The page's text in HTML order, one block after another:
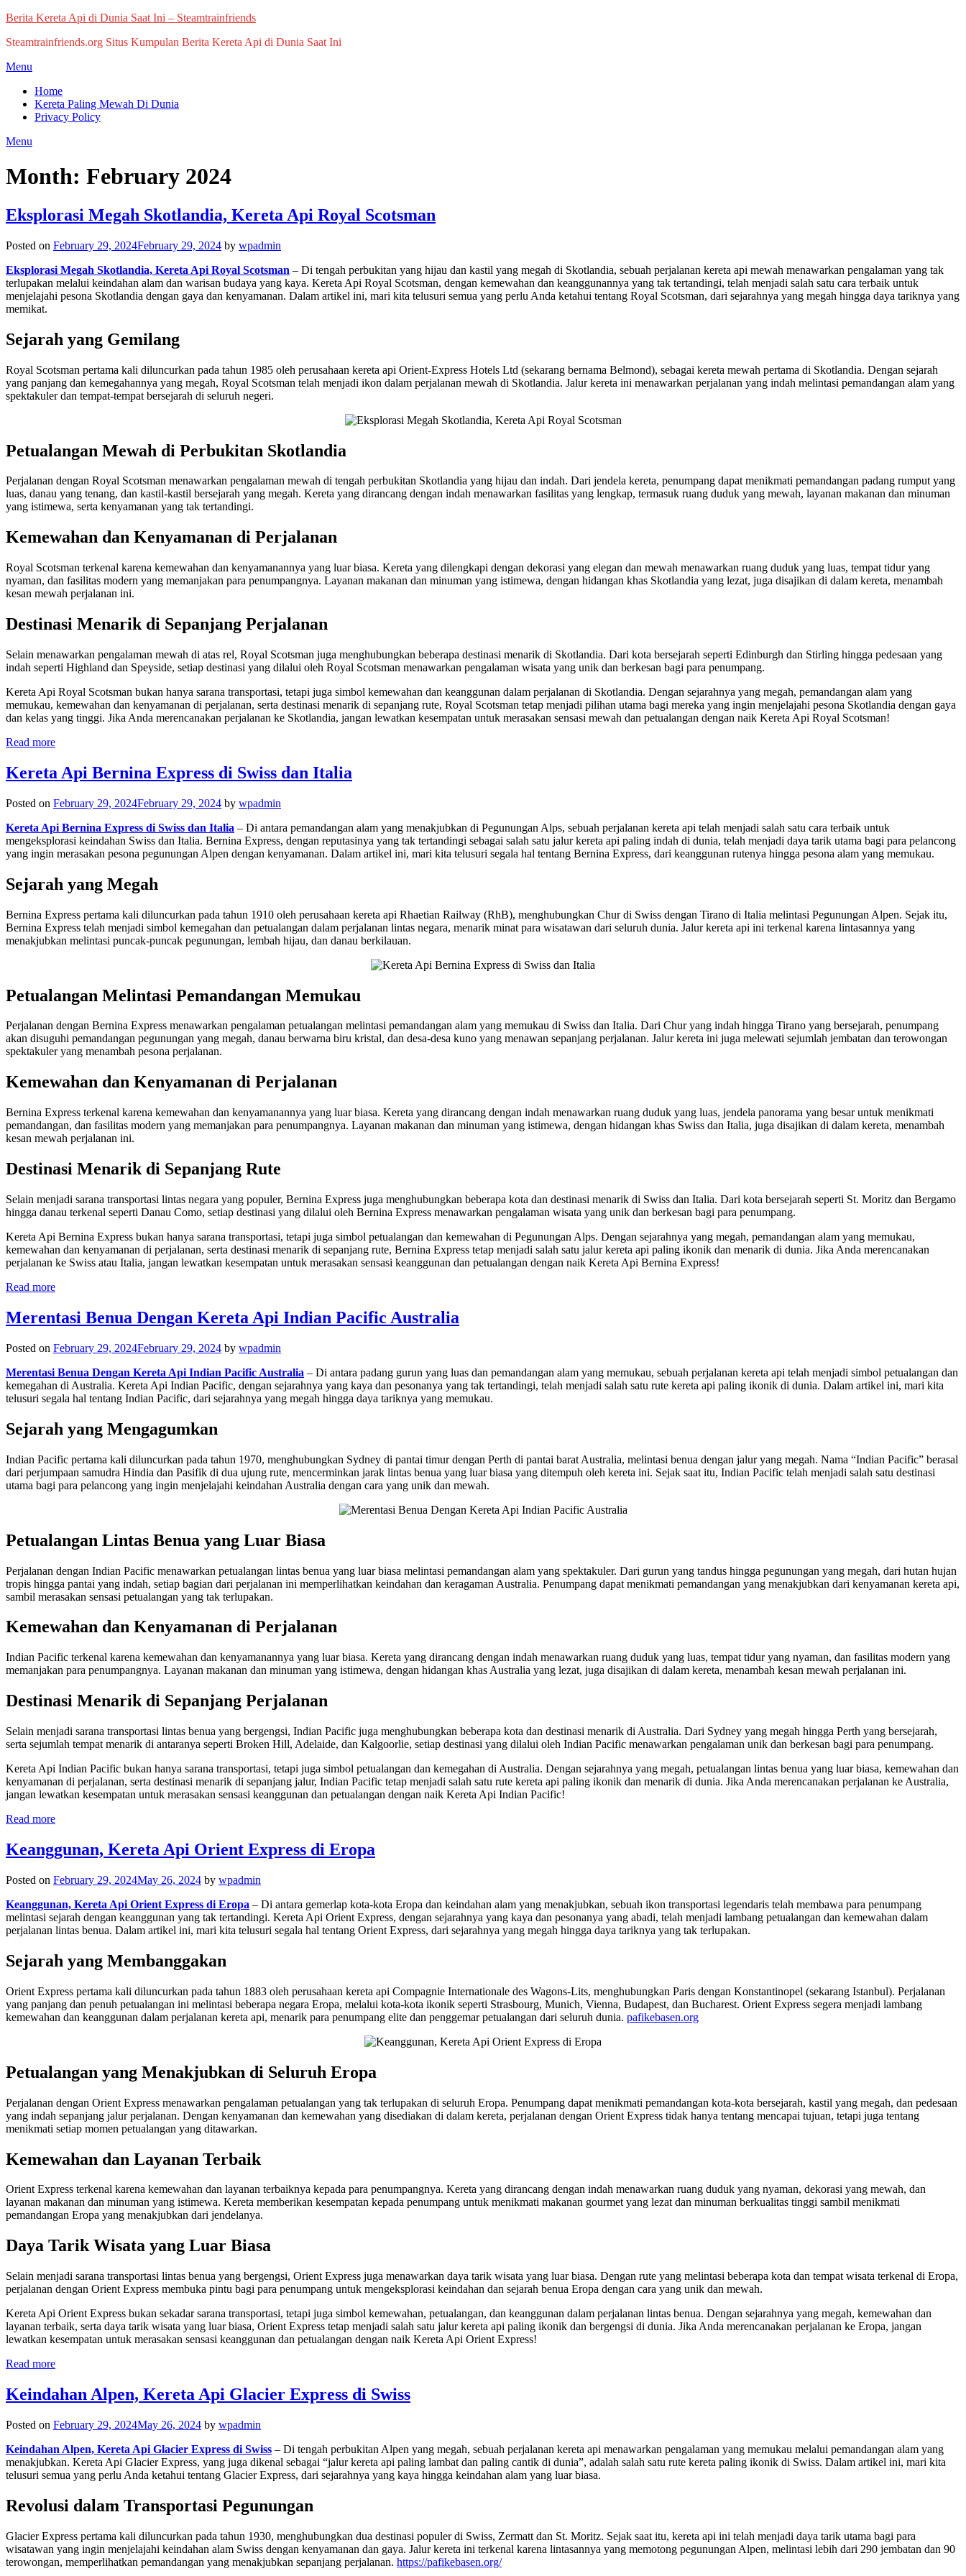
Skip
content
Berita Kereta Api di Dunia Saat Ini – Steamtrainfriends
Steamtrainfriends.org Situs Kumpulan Berita Kereta Api di Dunia Saat Ini
Menu
Home
Kereta Paling Mewah Di Dunia
Privacy Policy
Menu
Month: February 2024
Eksplorasi Megah Skotlandia, Kereta Api Royal Scotsman
Posted on February 29, 2024February 29, 2024 by wpadmin
Eksplorasi Megah Skotlandia, Kereta Api Royal Scotsman – Di tengah perbukitan yang hijau dan kastil yang megah di Skotlandia, sebuah perjalanan kereta api mewah menawarkan pengalaman yang tak
terlupakan melalui keindahan alam dan warisan budaya yang kaya. Kereta Api Royal Scotsman, dengan kemewahan dan keanggunannya yang tak tertandingi, telah menjadi salah satu cara terbaik untuk
menjelajahi pesona Skotlandia dengan gaya dan kenyamanan. Dalam artikel ini, mari kita telusuri semua yang perlu Anda ketahui tentang Royal Scotsman, dari sejarahnya yang megah hingga daya tariknya yang
memikat.
Sejarah yang Gemilang
Royal Scotsman pertama kali diluncurkan pada tahun 1985 oleh perusahaan kereta api Orient-Express Hotels Ltd (sekarang bernama Belmond), sebagai kereta mewah pertama di Skotlandia. Dengan sejarah
yang panjang dan kemegahannya yang megah, Royal Scotsman telah menjadi ikon dalam perjalanan mewah di Skotlandia. Jalur kereta ini menawarkan perjalanan yang indah melintasi pemandangan alam yang
spektakuler dan tempat-tempat bersejarah di seluruh negeri.
Petualangan Mewah di Perbukitan Skotlandia
Perjalanan dengan Royal Scotsman menawarkan pengalaman mewah di tengah perbukitan Skotlandia yang hijau dan indah. Dari jendela kereta, penumpang dapat menikmati pemandangan padang rumput yang
luas, danau yang tenang, dan kastil-kastil bersejarah yang megah. Kereta yang dirancang dengan indah menawarkan fasilitas yang lengkap, termasuk ruang duduk yang mewah, layanan makanan dan minuman
yang istimewa, serta kenyamanan yang tak tertandingi.
Kemewahan dan Kenyamanan di Perjalanan
Royal Scotsman terkenal karena kemewahan dan kenyamanannya yang luar biasa. Kereta yang dilengkapi dengan dekorasi yang elegan dan mewah menawarkan ruang duduk yang luas, tempat tidur yang
nyaman, dan fasilitas modern yang memanjakan para penumpangnya. Layanan makanan dan minuman yang istimewa, dengan hidangan khas Skotlandia yang lezat, juga disajikan di dalam kereta, menambah
kesan mewah perjalanan ini.
Destinasi Menarik di Sepanjang Perjalanan
Selain menawarkan pengalaman mewah di atas rel, Royal Scotsman juga menghubungkan beberapa destinasi menarik di Skotlandia. Dari kota bersejarah seperti Edinburgh dan Stirling hingga pedesaan yang
indah seperti Highland dan Speyside, setiap destinasi yang dilalui oleh Royal Scotsman menawarkan pengalaman wisata yang unik dan berkesan bagi para penumpang.
Kereta Api Royal Scotsman bukan hanya sarana transportasi, tetapi juga simbol kemewahan dan keanggunan dalam perjalanan di Skotlandia. Dengan sejarahnya yang megah, pemandangan alam yang
memukau, kemewahan dan kenyamanan di perjalanan, serta destinasi menarik di sepanjang rute, Royal Scotsman tetap menjadi pilihan utama bagi mereka yang ingin menjelajahi pesona Skotlandia dengan gaya
dan kelas yang tinggi. Jika Anda merencanakan perjalanan ke Skotlandia, jangan lewatkan kesempatan untuk merasakan sensasi mewah dan petualangan dengan naik Kereta Api Royal Scotsman!
Read more
Kereta Api Bernina Express di Swiss dan Italia
Posted on February 29, 2024February 29, 2024 by wpadmin
Kereta Api Bernina Express di Swiss dan Italia – Di antara pemandangan alam yang menakjubkan di Pegunungan Alps, sebuah perjalanan kereta api telah menjadi salah satu cara terbaik untuk
mengeksplorasi keindahan Swiss dan Italia. Bernina Express, dengan reputasinya yang tak tertandingi sebagai salah satu jalur kereta api paling indah di dunia, telah menjadi daya tarik utama bagi para pelancong
yang ingin merasakan pesona pegunungan Alpen dengan kenyamanan. Dalam artikel ini, mari kita telusuri segala hal tentang Bernina Express, dari keanggunan rutenya hingga pesona alam yang memukau.
Sejarah yang Megah
Bernina Express pertama kali diluncurkan pada tahun 1910 oleh perusahaan kereta api Rhaetian Railway (RhB), menghubungkan Chur di Swiss dengan Tirano di Italia melintasi Pegunungan Alpen. Sejak itu,
Bernina Express telah menjadi simbol kemegahan dan petualangan dalam perjalanan lintas negara, menarik minat para wisatawan dari seluruh dunia. Jalur kereta api ini terkenal karena lintasannya yang
menakjubkan melintasi puncak-puncak pegunungan, lembah hijau, dan danau berkilauan.
Petualangan Melintasi Pemandangan Memukau
Perjalanan dengan Bernina Express menawarkan pengalaman petualangan melintasi pemandangan alam yang memukau di Swiss dan Italia. Dari Chur yang indah hingga Tirano yang bersejarah, penumpang
akan disuguhi pemandangan pegunungan yang megah, danau berwarna biru kristal, dan desa-desa kuno yang menawan sepanjang perjalanan. Jalur kereta ini juga melewati sejumlah jembatan dan terowongan
spektakuler yang menambah pesona perjalanan.
Kemewahan dan Kenyamanan di Perjalanan
Bernina Express terkenal karena kemewahan dan kenyamanannya yang luar biasa. Kereta yang dirancang dengan indah menawarkan ruang duduk yang luas, jendela panorama yang besar untuk menikmati
pemandangan, dan fasilitas modern yang memanjakan para penumpangnya. Layanan makanan dan minuman yang istimewa, dengan hidangan khas Swiss dan Italia, juga disajikan di dalam kereta, menambah
kesan mewah perjalanan ini.
Destinasi Menarik di Sepanjang Rute
Selain menjadi sarana transportasi lintas negara yang populer, Bernina Express juga menghubungkan beberapa kota dan destinasi menarik di Swiss dan Italia. Dari kota bersejarah seperti St. Moritz dan Bergamo
hingga danau terkenal seperti Danau Como, setiap destinasi yang dilalui oleh Bernina Express menawarkan pengalaman wisata yang unik dan berkesan bagi para penumpang.
Kereta Api Bernina Express bukan hanya sarana transportasi, tetapi juga simbol petualangan dan kemewahan di Pegunungan Alps. Dengan sejarahnya yang megah, pemandangan alam yang memukau,
kemewahan dan kenyamanan di perjalanan, serta destinasi menarik di sepanjang rute, Bernina Express tetap menjadi salah satu jalur kereta api paling ikonik dan menarik di dunia. Jika Anda merencanakan
perjalanan ke Swiss atau Italia, jangan lewatkan kesempatan untuk merasakan sensasi keanggunan dan petualangan dengan naik Kereta Api Bernina Express!
Read more
Merentasi Benua Dengan Kereta Api Indian Pacific Australia
Posted on February 29, 2024February 29, 2024 by wpadmin
Merentasi Benua Dengan Kereta Api Indian Pacific Australia – Di antara padang gurun yang luas dan pemandangan alam yang memukau, sebuah perjalanan kereta api telah menjadi simbol petualangan dan
kemegahan di Australia. Kereta Api Indian Pacific, dengan sejarahnya yang kaya dan pesonanya yang tak tertandingi, telah menjadi salah satu rute kereta api paling ikonik di dunia. Dalam artikel ini, mari kita
telusuri segala hal tentang Indian Pacific, dari sejarahnya yang megah hingga daya tariknya yang memukau.
Sejarah yang Mengagumkan
Indian Pacific pertama kali diluncurkan pada tahun 1970, menghubungkan Sydney di pantai timur dengan Perth di pantai barat Australia, melintasi benua dengan jalur yang megah. Nama “Indian Pacific” berasal
dari perjumpaan samudra Hindia dan Pasifik di dua ujung rute, mencerminkan jarak lintas benua yang luar biasa yang ditempuh oleh kereta ini. Sejak saat itu, Indian Pacific telah menjadi salah satu destinasi
utama bagi para pelancong yang ingin menjelajahi keindahan Australia dengan cara yang unik dan mewah.
Petualangan Lintas Benua yang Luar Biasa
Perjalanan dengan Indian Pacific menawarkan petualangan lintas benua yang luar biasa melintasi pemandangan alam yang spektakuler. Dari gurun yang tandus hingga pegunungan yang megah, dari hutan hujan
tropis hingga pantai yang indah, setiap bagian dari perjalanan ini memperlihatkan keindahan dan keragaman Australia. Penumpang dapat menikmati pemandangan yang menakjubkan dari kenyamanan kereta api,
sambil merasakan sensasi petualangan yang tak terlupakan.
Kemewahan dan Kenyamanan di Perjalanan
Indian Pacific terkenal karena kemewahan dan kenyamanannya yang luar biasa. Kereta yang dirancang dengan indah menawarkan ruang duduk yang luas, tempat tidur yang nyaman, dan fasilitas modern yang
memanjakan para penumpangnya. Layanan makanan dan minuman yang istimewa, dengan hidangan khas Australia yang lezat, juga disajikan di dalam kereta, menambah kesan mewah perjalanan ini.
Destinasi Menarik di Sepanjang Perjalanan
Selain menjadi sarana transportasi lintas benua yang bergengsi, Indian Pacific juga menghubungkan beberapa kota dan destinasi menarik di Australia. Dari Sydney yang megah hingga Perth yang bersejarah,
serta sejumlah tempat menarik di antaranya seperti Broken Hill, Adelaide, dan Kalgoorlie, setiap destinasi yang dilalui oleh Indian Pacific menawarkan pengalaman unik dan berkesan bagi para penumpang.
Kereta Api Indian Pacific bukan hanya sarana transportasi, tetapi juga simbol petualangan dan kemegahan di Australia. Dengan sejarahnya yang megah, petualangan lintas benua yang luar biasa, kemewahan dan
kenyamanan di perjalanan, serta destinasi menarik di sepanjang jalur, Indian Pacific tetap menjadi salah satu rute kereta api paling ikonik dan menarik di dunia. Jika Anda merencanakan perjalanan ke Australia,
jangan lewatkan kesempatan untuk merasakan sensasi keanggunan dan petualangan dengan naik Kereta Api Indian Pacific!
Read more
Keanggunan, Kereta Api Orient Express di Eropa
Posted on February 29, 2024May 26, 2024 by wpadmin
Keanggunan, Kereta Api Orient Express di Eropa – Di antara gemerlap kota-kota Eropa dan keindahan alam yang menakjubkan, sebuah ikon transportasi legendaris telah membawa para penumpang
melintasi sejarah dengan keanggunan yang tak tertandingi. Kereta Api Orient Express, dengan sejarahnya yang kaya dan pesonanya yang abadi, telah menjadi lambang petualangan dan kemewahan dalam
perjalanan lintas benua. Dalam artikel ini, mari kita telusuri segala hal tentang Orient Express, dari sejarahnya yang megah hingga daya tariknya yang tak terlupakan.
Sejarah yang Membanggakan
Orient Express pertama kali diluncurkan pada tahun 1883 oleh perusahaan kereta api Compagnie Internationale des Wagons-Lits, menghubungkan Paris dengan Konstantinopel (sekarang Istanbul). Perjalanan
yang panjang dan penuh petualangan ini melintasi beberapa negara Eropa, melalui kota-kota ikonik seperti Strasbourg, Munich, Vienna, Budapest, dan Bucharest. Orient Express segera menjadi lambang
kemewahan dan keanggunan dalam perjalanan kereta api, menarik para penumpang elite dan penggemar petualangan dari seluruh dunia. pafikebasen.org
Petualangan yang Menakjubkan di Seluruh Eropa
Perjalanan dengan Orient Express menawarkan pengalaman petualangan yang tak terlupakan di seluruh Eropa. Penumpang dapat menikmati pemandangan kota-kota bersejarah, kastil yang megah, dan pedesaan
yang indah sepanjang jalur perjalanan. Dengan kenyamanan dan kemewahan yang disediakan di dalam kereta, perjalanan dengan Orient Express tidak hanya tentang mencapai tujuan, tetapi juga tentang
menikmati setiap momen petualangan yang ditawarkan.
Kemewahan dan Layanan Terbaik
Orient Express terkenal karena kemewahan dan layanan terbaiknya kepada para penumpangnya. Kereta yang dirancang dengan indah menawarkan ruang duduk yang nyaman, dekorasi yang mewah, dan
layanan makanan dan minuman yang istimewa. Kereta memberikan kesempatan kepada penumpang untuk menikmati makanan gourmet yang lezat dan minuman berkualitas tinggi sambil menikmati
pemandangan Eropa yang menakjubkan dari jendelanya.
Daya Tarik Wisata yang Luar Biasa
Selain menjadi sarana transportasi lintas benua yang bergengsi, Orient Express juga menawarkan daya tarik wisata yang luar biasa. Dengan rute yang melintasi beberapa kota dan tempat wisata terkenal di Eropa,
perjalanan dengan Orient Express membuka pintu bagi para penumpang untuk mengeksplorasi keindahan dan sejarah benua Eropa dengan cara yang unik dan mewah.
Kereta Api Orient Express bukan sekadar sarana transportasi, tetapi juga simbol kemewahan, petualangan, dan keanggunan dalam perjalanan lintas benua. Dengan sejarahnya yang megah, kemewahan dan
layanan terbaik, serta daya tarik wisata yang luar biasa, Orient Express tetap menjadi salah satu jalur kereta api paling ikonik dan bergengsi di dunia. Jika Anda merencanakan perjalanan ke Eropa, jangan
lewatkan kesempatan untuk merasakan sensasi keanggunan dan petualangan dengan naik Kereta Api Orient Express!
Read more
Keindahan Alpen, Kereta Api Glacier Express di Swiss
Posted on February 29, 2024May 26, 2024 by wpadmin
Keindahan Alpen, Kereta Api Glacier Express di Swiss – Di tengah perbukitan Alpen yang megah, sebuah perjalanan kereta api menawarkan pengalaman yang memukau melalui pemandangan alam yang
menakjubkan. Kereta Api Glacier Express, yang juga dikenal sebagai “jalur kereta api paling lambat dan paling cantik di dunia”, adalah salah satu rute kereta paling ikonik di Swiss. Dalam artikel ini, mari kita
telusuri semua yang perlu Anda ketahui tentang Glacier Express, dari sejarahnya yang kaya hingga keindahan alam yang luar biasa.
Revolusi dalam Transportasi Pegunungan
Glacier Express pertama kali diluncurkan pada tahun 1930, menghubungkan dua destinasi populer di Swiss, Zermatt dan St. Moritz. Sejak saat itu, kereta api ini telah menjadi daya tarik utama bagi para
wisatawan yang ingin menjelajahi keindahan alam Swiss dengan kenyamanan dan gaya. Jalur kereta ini terkenal karena lintasannya yang memotong pegunungan Alpen, melintasi lebih dari 290 jembatan dan 90
terowongan, memperlihatkan pemandangan yang menakjubkan sepanjang perjalanan. https://pafikebasen.org/